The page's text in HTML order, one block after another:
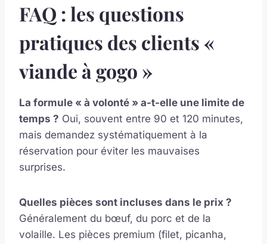
FAQ : les questions
pratiques des clients «
viande à gogo »
La formule « à volonté » a-t-elle une limite de
temps ? Oui, souvent entre 90 et 120 minutes,
mais demandez systématiquement à la
réservation pour éviter les mauvaises
surprises.
Quelles pièces sont incluses dans le prix ?
Généralement du bœuf, du porc et de la
volaille. Les pièces premium (filet, picanha,